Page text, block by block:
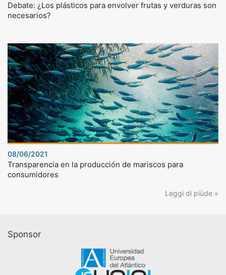
Debate: ¿Los plásticos para envolver frutas y verduras son
necesarios?
08/06/2021
Transparencia en la producción de mariscos para
consumidores
Leggi di piùde »
Sponsor